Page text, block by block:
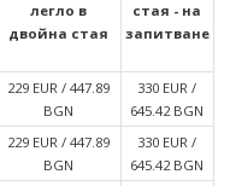
легло в
двойна стая
стая - на
запитване
229 EUR ∕ 447.89
BGN
330 EUR ∕
645.42 BGN
229 EUR ∕ 447.89
BGN
330 EUR ∕
645.42 BGN